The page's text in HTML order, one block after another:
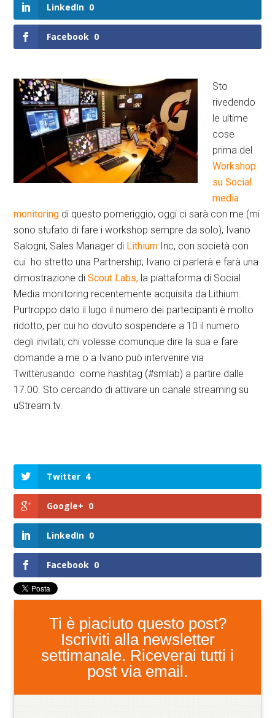
LinkedIn 0
Facebook 0
Sto
rivedendo
le ultime
cose
prima del
Workshop
su Social
media
monitoring di questo pomeriggio; oggi ci sarà con me (mi
sono stufato di fare i workshop sempre da solo), Ivano
Salogni, Sales Manager di Lithium Inc, con società con
cui ho stretto una Partnership; Ivano ci parlerà e farà una
dimostrazione diScout Labs, la piattaforma di Social
Media monitoring recentemente acquisita da Lithium.
Purtroppo dato il lugo il numero dei partecipanti è molto
ridotto, per cui ho dovuto sospendere a 10 il numero
degli invitati; chi volesse comunque dire la sua e fare
domande a me o a Ivano può intervenire via
Twitterusando come hashtag (#smlab) a partire dalle
17.00. Sto cercando di attivare un canale streaming su
uStream.tv.
Twitter 4
Google+ 0
LinkedIn 0
Facebook 0
Ti è piaciuto questo post?
Iscriviti alla newsletter
settimanale. Riceverai tutti i
post via email.